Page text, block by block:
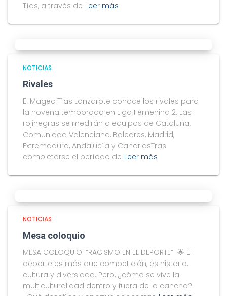
Tías, a través de Leer más
NOTICIAS
Rivales
El Magec Tías Lanzarote conoce los rivales para
la novena temporada en Liga Femenina 2. Las
rojinegras se medirán a equipos de Cataluña,
Comunidad Valenciana, Baleares, Madrid,
Extremadura, Andalucía y CanariasTras
completarse el período de Leer más
NOTICIAS
Mesa coloquio
MESA COLOQUIO: “RACISMO EN EL DEPORTE“ 🌟 El
deporte es más que competición, es historia,
cultura y diversidad. Pero, ¿cómo se vive la
multiculturalidad dentro y fuera de la cancha?